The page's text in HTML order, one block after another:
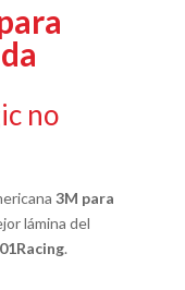
€.
no
3M para
lámina del
.